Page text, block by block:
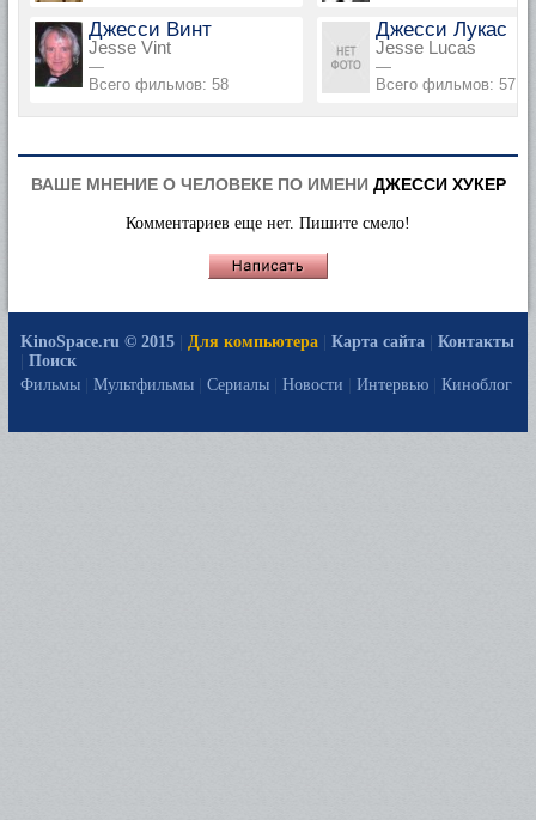
Джесси Винт
Jesse Vint
—
Всего фильмов: 58
Джесси Лукас
Jesse Lucas
—
Всего фильмов: 57
ВАШЕ МНЕНИЕ О ЧЕЛОВЕКЕ ПО ИМЕНИ ДЖЕССИ ХУКЕР
Комментариев еще нет. Пишите смело!
KinoSpace.ru © 2015 Для компьютера Карта сайта
Контакты
Поиск
Фильмы
Мультфильмы Сериалы Новости Интервью Киноблог